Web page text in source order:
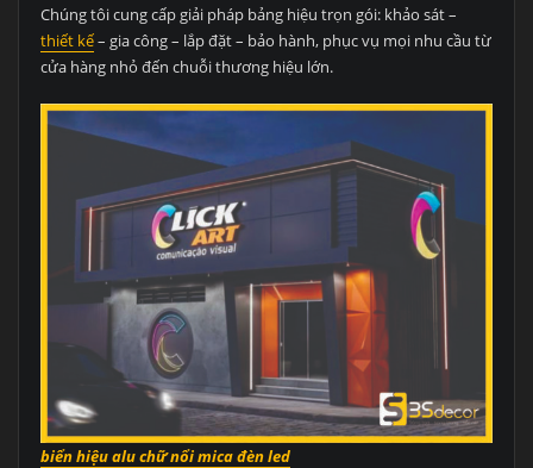
Chúng tôi cung cấp giải pháp bảng hiệu trọn gói: khảo sát –
thiết kế– gia công – lắp đặt – bảo hành, phục vụ mọi nhu cầu từ
cửa hàng nhỏ đến chuỗi thương hiệu lớn.
biển hiệu alu chữ nổi mica đèn led